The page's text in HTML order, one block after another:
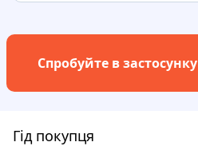
Спробуйте в застосунку
Гід покупця